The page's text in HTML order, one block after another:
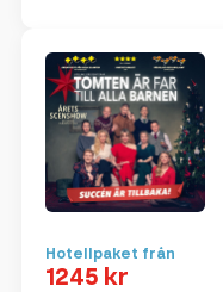
Hotellpaket från
1245 kr